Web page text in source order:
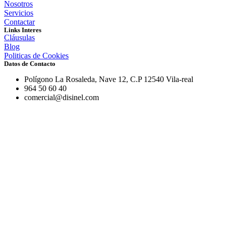
Nosotros
Servicios
Contactar
Links Interes
Cláusulas
Blog
Politicas de Cookies
Datos de Contacto
Polígono La Rosaleda, Nave 12, C.P 12540 Vila-real
964 50 60 40
comercial@disinel.com